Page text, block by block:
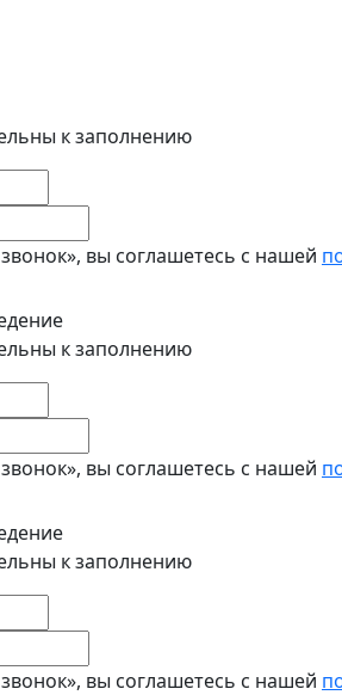
к заполнению
вы соглашетесь с нашей
к заполнению
вы соглашетесь с нашей
к заполнению
вы соглашетесь с нашей